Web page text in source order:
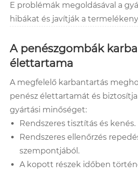
E problémák megoldásával a
hibákat és javítják a
A penészgombák
élettartama
A megfelelő karbantartás
penész élettartamát és biztosítja
gyártási minőséget:
Rendszeres tisztítás és kenés.
Rendszeres ellenőrzés
szempontjából.
A kopott részek időben